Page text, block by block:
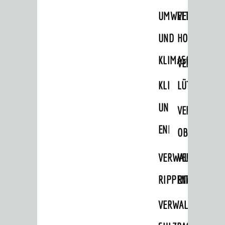
UMWELT-
UND
KLIMASCHUTZ
KLIMASCHUTZ
UND
RIPPENWEIER